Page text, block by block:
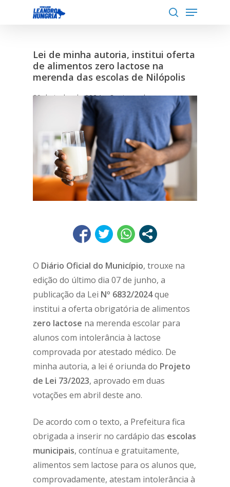
Menu
Lei de minha autoria, institui oferta
de alimentos zero lactose na
merenda das escolas de Nilópolis
20 de junho de 2024 3 min read
O Diário Oficial do Município, trouxe na
edição do último dia 07 de junho, a
publicação da Lei Nº 6832/2024que
institui a oferta obrigatória de alimentos
zero lactose na merenda escolar para
alunos com intolerância à lactose
comprovada por atestado médico. De
minha autoria, a lei é oriunda do Projeto
de Lei 73/2023, aprovado em duas
votações em abril deste ano.
De acordo com o texto, a Prefeitura fica
obrigada a inserir no cardápio das escolas
municipais, contínua e gratuitamente,
alimentos sem lactose para os alunos que,
comprovadamente, atestam intolerância à